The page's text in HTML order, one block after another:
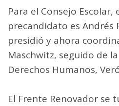
Para el Consejo Escolar,
precandidato es Andrés
presidió y ahora
Maschwitz, seguido de
Derechos Humanos,
El Frente Renovador se